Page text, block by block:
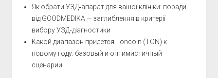
Як обрати УЗД‑апарат для вашої клініки: поради
від GOODMEDIKA — заглиблення в критерії
вибору УЗД‑діагностики
Какой диапазон придётся Toncoin (TON) к
новому году: базовый и оптимистичный
сценарии